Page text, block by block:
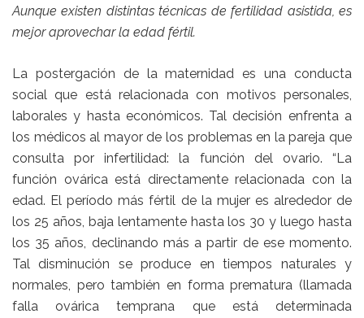
Aunque existen distintas técnicas de fertilidad asistida, es
mejor aprovechar la edad fértil.
La postergación de la maternidad es una conducta
social que está relacionada con motivos personales,
laborales y hasta económicos. Tal decisión enfrenta a
los médicos al mayor de los problemas en la pareja que
consulta por infertilidad: la función del ovario. “La
función ovárica está directamente relacionada con la
edad. El período más fértil de la mujer es alrededor de
los 25 años, baja lentamente hasta los 30 y luego hasta
los 35 años, declinando más a partir de ese momento.
Tal disminución se produce en tiempos naturales y
normales, pero también en forma prematura (llamada
falla ovárica temprana que está determinada